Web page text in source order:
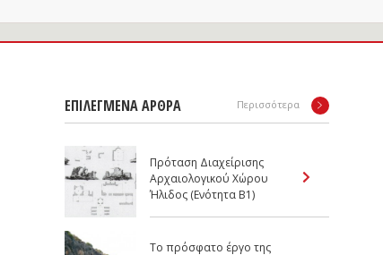
ΕΠΙΛΕΓΜΕΝΑ ΑΡΘΡΑ Περισσότερα
Πρόταση Διαχείρισης
Αρχαιολογικού Χώρου
Ήλιδος (Ενότητα Β1)
Το πρόσφατο έργο της